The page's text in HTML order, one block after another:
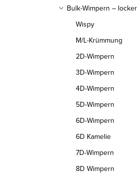
Bulk-Wimpern – locker
Wispy
M/L-Krümmung
2D-Wimpern
3D-Wimpern
4D-Wimpern
5D-Wimpern
6D-Wimpern
6D Kamelie
7D-Wimpern
8D Wimpern